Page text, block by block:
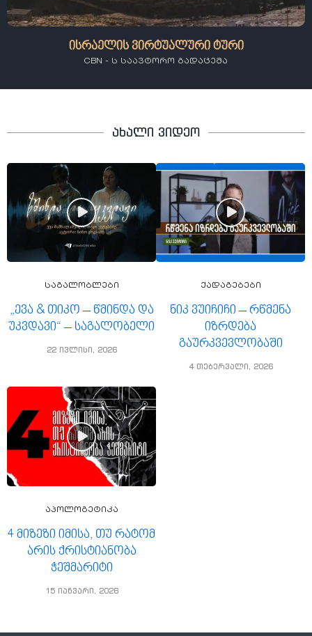
ისრაელის ვირტუალური ტური
CBN - ს საავტორო გადაცემა
ახალი ვიდეო
საგალობლები
„ევა & თიკო – წმინდა და
უკვდავი“ – საგალობელი
22 ივლისი, 2026
ქადაგებები
ნიკ ვუიჩიჩი – რწმენა
იზრდება
გაურკვევლობაში
4 თებერვალი, 2026
აპოლოგეტიკა
4 მიზეზი იმისა, თუ რატომ
არის ქრისტიანობა
ჭეშმარიტი
15 იანვარი, 2026